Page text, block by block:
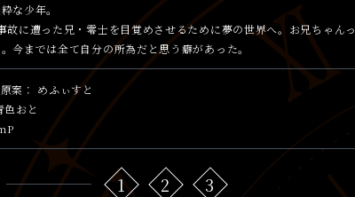
な少年。
故に遭った兄・零士を目覚めさせるために夢の世界へ。お兄ちゃんっ
今までは全て自分の所為だと思う癖があった。
案
めふぃすと
色おと
1 2 3